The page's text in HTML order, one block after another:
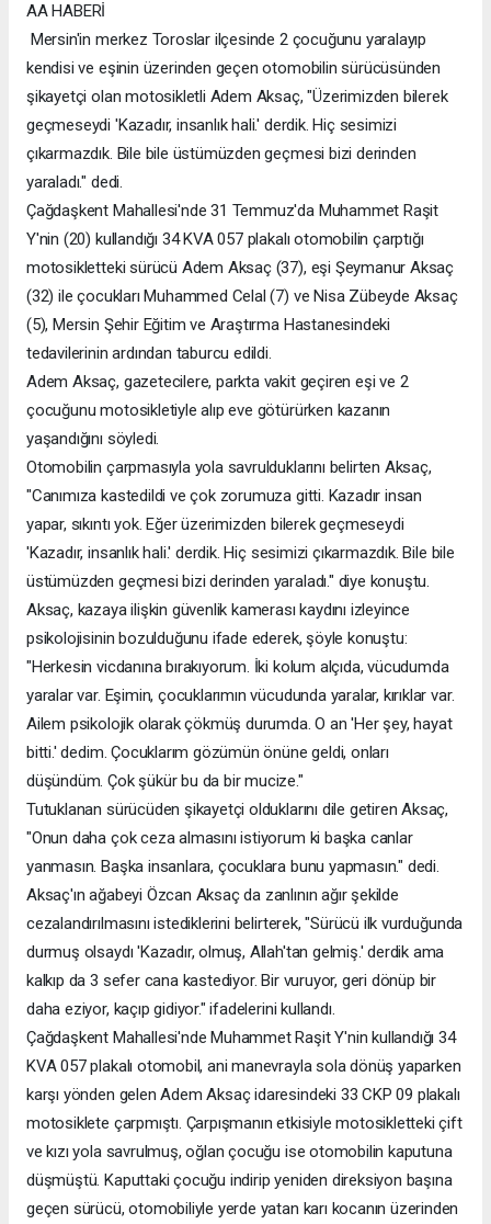
AA HABERİ
Mersin'in merkez Toroslar ilçesinde 2 çocuğunu yaralayıp
kendisi ve eşinin üzerinden geçen otomobilin sürücüsünden
şikayetçi olan motosikletli Adem Aksaç, "Üzerimizden bilerek
geçmeseydi 'Kazadır, insanlık hali.' derdik. Hiç sesimizi
çıkarmazdık. Bile bile üstümüzden geçmesi bizi derinden
yaraladı." dedi.
Çağdaşkent Mahallesi'nde 31 Temmuz'da Muhammet Raşit
Y'nin (20) kullandığı 34 KVA 057 plakalı otomobilin çarptığı
motosikletteki sürücü Adem Aksaç (37), eşi Şeymanur Aksaç
(32) ile çocukları Muhammed Celal (7) ve Nisa Zübeyde Aksaç
(5), Mersin Şehir Eğitim ve Araştırma Hastanesindeki
tedavilerinin ardından taburcu edildi.
Adem Aksaç, gazetecilere, parkta vakit geçiren eşi ve 2
çocuğunu motosikletiyle alıp eve götürürken kazanın
yaşandığını söyledi.
Otomobilin çarpmasıyla yola savrulduklarını belirten Aksaç,
"Canımıza kastedildi ve çok zorumuza gitti. Kazadır insan
yapar, sıkıntı yok. Eğer üzerimizden bilerek geçmeseydi
'Kazadır, insanlık hali.' derdik. Hiç sesimizi çıkarmazdık. Bile bile
üstümüzden geçmesi bizi derinden yaraladı." diye konuştu.
Aksaç, kazaya ilişkin güvenlik kamerası kaydını izleyince
psikolojisinin bozulduğunu ifade ederek, şöyle konuştu:
"Herkesin vicdanına bırakıyorum. İki kolum alçıda, vücudumda
yaralar var. Eşimin, çocuklarımın vücudunda yaralar, kırıklar var.
Ailem psikolojik olarak çökmüş durumda. O an 'Her şey, hayat
bitti.' dedim. Çocuklarım gözümün önüne geldi, onları
düşündüm. Çok şükür bu da bir mucize."
Tutuklanan sürücüden şikayetçi olduklarını dile getiren Aksaç,
"Onun daha çok ceza almasını istiyorum ki başka canlar
yanmasın. Başka insanlara, çocuklara bunu yapmasın." dedi.
Aksaç'ın ağabeyi Özcan Aksaç da zanlının ağır şekilde
cezalandırılmasını istediklerini belirterek, "Sürücü ilk vurduğunda
durmuş olsaydı 'Kazadır, olmuş, Allah'tan gelmiş.' derdik ama
kalkıp da 3 sefer cana kastediyor. Bir vuruyor, geri dönüp bir
daha eziyor, kaçıp gidiyor." ifadelerini kullandı.
Çağdaşkent Mahallesi'nde Muhammet Raşit Y'nin kullandığı 34
KVA 057 plakalı otomobil, ani manevrayla sola dönüş yaparken
karşı yönden gelen Adem Aksaç idaresindeki 33 CKP 09 plakalı
motosiklete çarpmıştı. Çarpışmanın etkisiyle motosikletteki çift
ve kızı yola savrulmuş, oğlan çocuğu ise otomobilin kaputuna
düşmüştü. Kaputtaki çocuğu indirip yeniden direksiyon başına
geçen sürücü, otomobiliyle yerde yatan karı kocanın üzerinden